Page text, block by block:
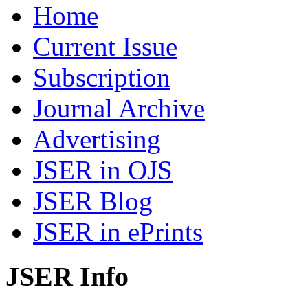
Home
Current Issue
Subscription
Journal Archive
Advertising
JSER in OJS
JSER Blog
JSER in ePrints
JSER Info